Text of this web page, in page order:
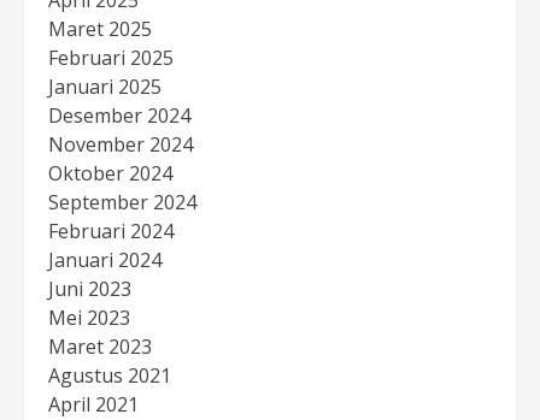
Maret 2025
Februari 2025
Januari 2025
Desember 2024
November 2024
Oktober 2024
September 2024
Februari 2024
Januari 2024
Juni 2023
Mei 2023
Maret 2023
Agustus 2021
April 2021